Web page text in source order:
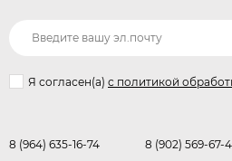
Я согласен(a) с политикой
8 (964) 635-16-74 8 (902) 569-67-